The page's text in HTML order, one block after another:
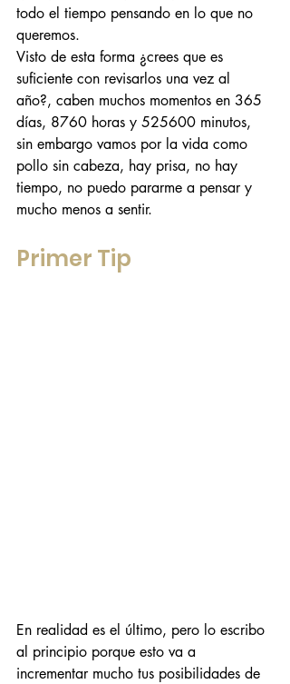
todo el tiempo pensando en lo que no
queremos.
Visto de esta forma ¿crees que es
suficiente con revisarlos una vez al
año?, caben muchos momentos en 365
días, 8760 horas y 525600 minutos,
sin embargo vamos por la vida como
pollo sin cabeza, hay prisa, no hay
tiempo, no puedo pararme a pensar y
mucho menos a sentir.
Primer Tip
En realidad es el último, pero lo escribo
al principio porque esto va a
incrementar mucho tus posibilidades de